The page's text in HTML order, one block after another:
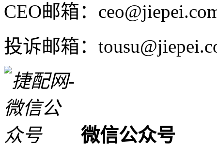
CEO邮箱：
投诉邮箱：
微信公众号